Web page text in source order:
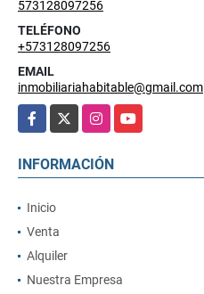
573128097256
TELÉFONO
+573128097256
EMAIL
inmobiliariahabitable@gmail.com
Facebook
InstagramYouTube
INFORMACIÓN
Inicio
Venta
Alquiler
Nuestra Empresa